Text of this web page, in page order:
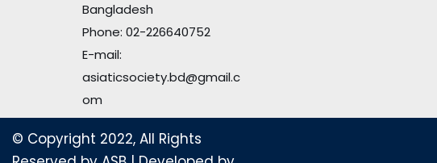
Bangladesh
Phone: 02-226640752
E-mail:
asiaticsociety.bd@gmail.c
om
© Copyright 2022, All Rights